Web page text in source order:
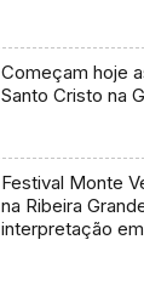
Começam hoje
Santo Cristo na
Festival Monte
na Ribeira
interpretação